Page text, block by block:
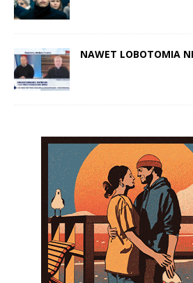
NAWET LOBOTOMIA